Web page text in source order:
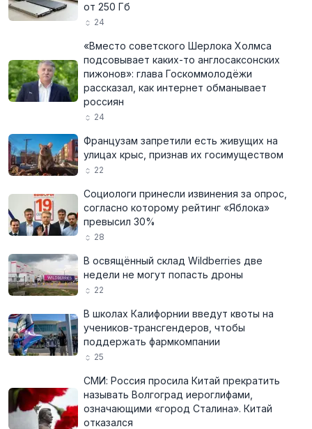
от 250 Гб
24
«Вместо советского Шерлока Холмса
подсовывает каких-то англосаксонских
пижонов»: глава Госкоммолодёжи
рассказал, как интернет обманывает
россиян
24
Французам запретили есть живущих на
улицах крыс, признав их госимуществом
22
Социологи принесли извинения за опрос,
согласно которому рейтинг «Яблока»
превысил 30%
28
В освящённый склад Wildberries две
недели не могут попасть дроны
22
В школах Калифорнии введут квоты на
учеников-трансгендеров, чтобы
поддержать фармкомпании
25
СМИ: Россия просила Китай прекратить
называть Волгоград иероглифами,
означающими «город Сталина». Китай
отказался